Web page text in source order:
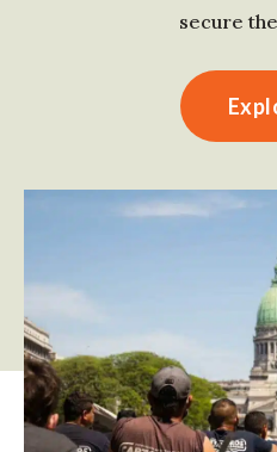
secure